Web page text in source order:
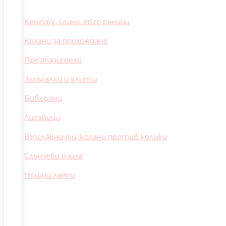
Кенгуру, слинг, ерго раници
Колани за прохождане
Предпазители
Залъгалки и клипси
Биберони
Лигавици
Възглавнички, колани против колики
Слънчеви очила
Нощни лампи